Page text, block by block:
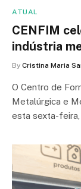
ATUAL
CENFIM
indústria
By Cristina Maria
O Centro de
Metalúrgica e
esta sexta-